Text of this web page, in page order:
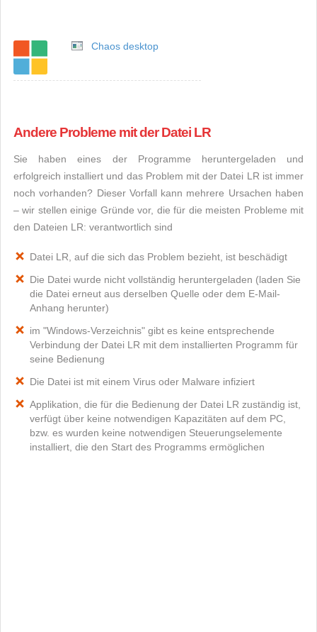
Chaos desktop
Andere Probleme mit der Datei LR
Sie haben eines der Programme heruntergeladen und
erfolgreich installiert und das Problem mit der Datei LR ist immer
noch vorhanden? Dieser Vorfall kann mehrere Ursachen haben
– wir stellen einige Gründe vor, die für die meisten Probleme mit
den Dateien LR: verantwortlich sind
Datei LR, auf die sich das Problem bezieht, ist beschädigt
Die Datei wurde nicht vollständig heruntergeladen (laden Sie
die Datei erneut aus derselben Quelle oder dem E-Mail-
Anhang herunter)
im "Windows-Verzeichnis" gibt es keine entsprechende
Verbindung der Datei LR mit dem installierten Programm für
seine Bedienung
Die Datei ist mit einem Virus oder Malware infiziert
Applikation, die für die Bedienung der Datei LR zuständig ist,
verfügt über keine notwendigen Kapazitäten auf dem PC,
bzw. es wurden keine notwendigen Steuerungselemente
installiert, die den Start des Programms ermöglichen